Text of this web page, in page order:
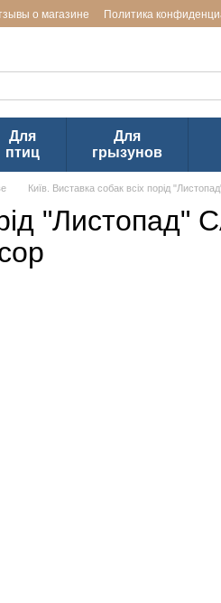
о магазине Политика
Для
птиц
Для
грызунов
Київ. Виставка собак всіх порід